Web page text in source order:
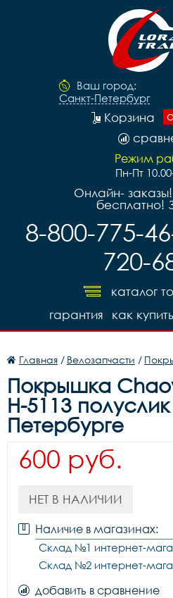
Ваш город:
Санкт-Петербург
Корзина
Режим
Пн-Пт
Онлайн-
бесплатно!
8-800-775-
720-
каталог
как купить
гарантия
Главная / Велозапчасти /
Покрышка
Н-5113
Петербурге
600 руб.
НЕТ В НАЛИЧИИ
Наличие в магазинах:
Склад №1 интернет-
Склад №2 интернет-
добавить в сравнение